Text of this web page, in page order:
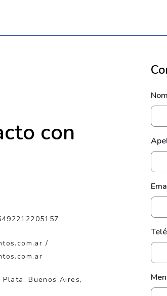
con
/
Plata, Buenos Aires,